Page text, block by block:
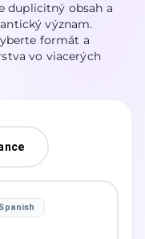
duplicitný obsah a
význam.
formát a
vo viacerých
Spanish